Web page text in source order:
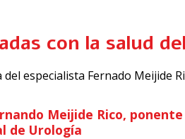
con la salud
especialista Fernado Meijide
Meijide Rico,
de Urología